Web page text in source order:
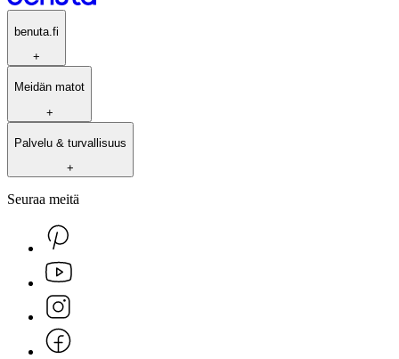
benuta.fi
+
Meidän matot
+
Palvelu & turvallisuus
+
Seuraa meitä